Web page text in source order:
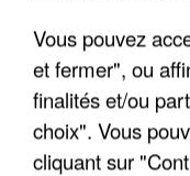
UN SECOND
INTERPELLÉ EN
Vous pouvez
et fermer", ou
finalités et/ou
choix". Vous
cliquant sur